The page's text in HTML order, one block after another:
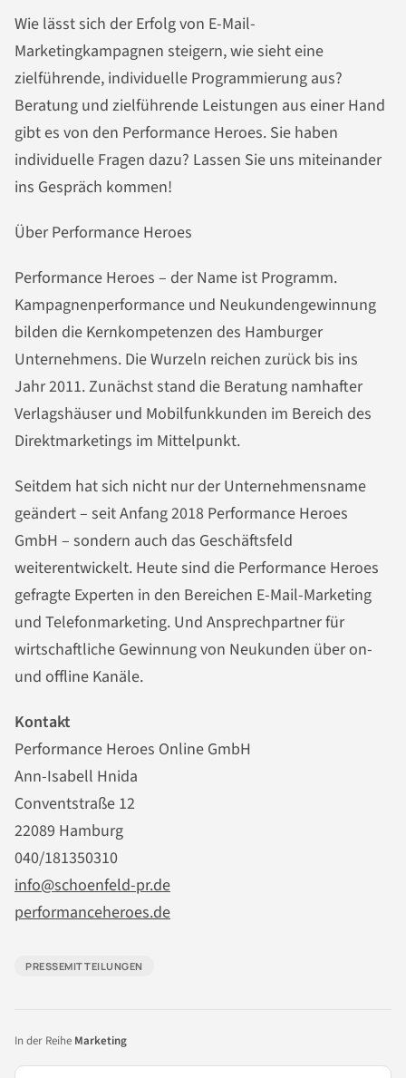
Wie lässt sich der Erfolg von E-Mail-
Marketingkampagnen steigern, wie sieht eine
zielführende, individuelle Programmierung aus?
Beratung und zielführende Leistungen aus einer Hand
gibt es von den Performance Heroes. Sie haben
individuelle Fragen dazu? Lassen Sie uns miteinander
ins Gespräch kommen!
Über Performance Heroes
Performance Heroes – der Name ist Programm.
Kampagnenperformance und Neukundengewinnung
bilden die Kernkompetenzen des Hamburger
Unternehmens. Die Wurzeln reichen zurück bis ins
Jahr 2011. Zunächst stand die Beratung namhafter
Verlagshäuser und Mobilfunkkunden im Bereich des
Direktmarketings im Mittelpunkt.
Seitdem hat sich nicht nur der Unternehmensname
geändert – seit Anfang 2018 Performance Heroes
GmbH – sondern auch das Geschäftsfeld
weiterentwickelt. Heute sind die Performance Heroes
gefragte Experten in den Bereichen E-Mail-Marketing
und Telefonmarketing. Und Ansprechpartner für
wirtschaftliche Gewinnung von Neukunden über on-
und offline Kanäle.
Kontakt
Performance Heroes Online GmbH
Ann-Isabell Hnida
Conventstraße 12
22089 Hamburg
040/181350310
info@schoenfeld-pr.de
performanceheroes.de
PRESSEMITTEILUNGEN
In der Reihe Marketing